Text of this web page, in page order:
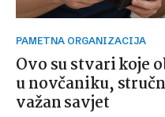
PAMETNA ORGANIZACIJA
Ovo su stvari koje
u novčaniku,
važan savjet